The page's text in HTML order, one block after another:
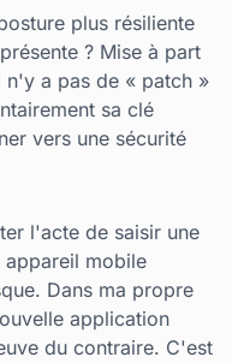
plus résiliente
? Mise à part
a pas de « patch »
sa clé
vers une sécurité
l'acte de saisir une
appareil mobile
Dans ma propre
application
du contraire. C'est